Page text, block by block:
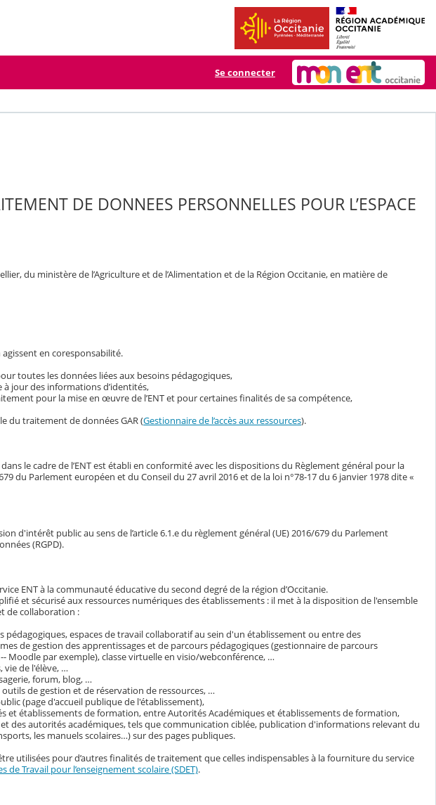
Se connecter
DE DONNEES PERSONNELLES POUR L’ESPACE
du ministère de l’Agriculture et de l’Alimentation et de la Région Occitanie, en matière de
agissent en coresponsabilité.
toutes les données liées aux besoins pédagogiques,
jour des informations d’identités,
pour la mise en œuvre de l’ENT et pour certaines finalités de sa compétence,
du traitement de données GAR (Gestionnaire de l’accès aux ressources).
le cadre de l’ENT est établi en conformité avec les dispositions du Règlement général pour la
du Parlement européen et du Conseil du 27 avril 2016 et de la loi n°78-17 du 6 janvier 1978 dite «
d'intérêt public au sens de l’article 6.1.e du règlement général (UE) 2016/679 du Parlement
(RGPD).
ENT à la communauté éducative du second degré de la région d’Occitanie.
et sécurisé aux ressources numériques des établissements : il met à la disposition de l'ensemble
de collaboration :
pédagogiques, espaces de travail collaboratif au sein d'un établissement ou entre des
de gestion des apprentissages et de parcours pédagogiques (gestionnaire de parcours
Moodle par exemple), classe virtuelle en visio/webconférence, …
vie de l'élève, …
forum, blog, …
de gestion et de réservation de ressources, …
(page d'accueil publique de l'établissement),
et établissements de formation, entre Autorités Académiques et établissements de formation,
des autorités académiques, tels que communication ciblée, publication d'informations relevant du
les manuels scolaires…) sur des pages publiques.
utilisées pour d’autres finalités de traitement que celles indispensables à la fourniture du service
de Travail pour l’enseignement scolaire (SDET).